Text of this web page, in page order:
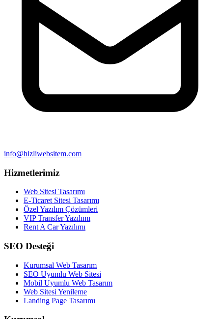
info@hizliwebsitem.com
Hizmetlerimiz
Web Sitesi Tasarımı
E-Ticaret Sitesi Tasarımı
Özel Yazılım Çözümleri
VIP Transfer Yazılımı
Rent A Car Yazılımı
SEO Desteği
Kurumsal Web Tasarım
SEO Uyumlu Web Sitesi
Mobil Uyumlu Web Tasarım
Web Sitesi Yenileme
Landing Page Tasarımı